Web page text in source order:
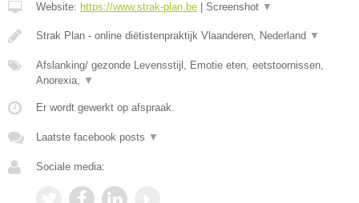
Website: https://www.strak-plan.be Screenshot ▼
Strak Plan - online diëtistenpraktijk Vlaanderen, Nederland ▼
Afslanking/ gezonde Levensstijl, Emotie eten, eetstoornissen,
Anorexia, ▼
Er wordt gewerkt op afspraak.
Laatste facebook posts ▼
Sociale media: